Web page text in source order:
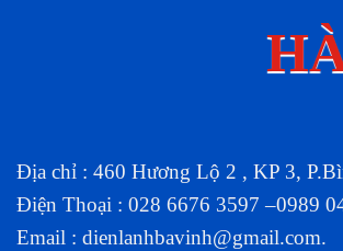
Địa chỉ : 460 Hương Lộ 2 , KP 3,
Điện Thoại : 028 6676 3597 –0989
Email : dienlanhbavinh@gmail.com.